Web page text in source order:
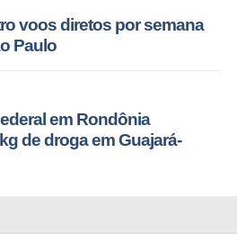
voos diretos por semana
Paulo
em Rondônia
de droga em Guajará-